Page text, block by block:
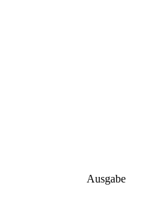
Ausgabe